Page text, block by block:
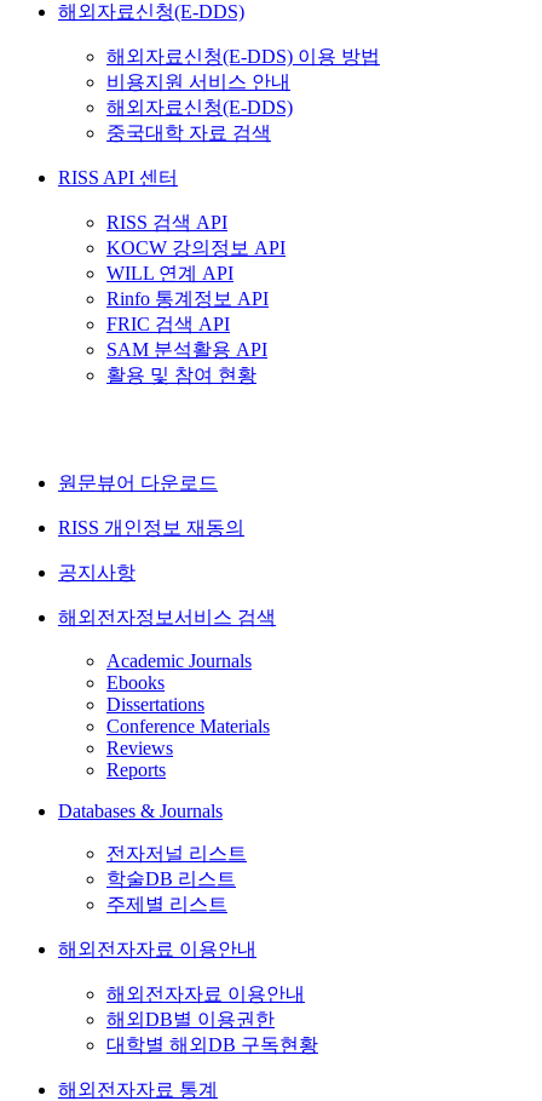
해외자료신청(E-DDS)
해외자료신청(E-DDS) 이용 방법
비용지원 서비스 안내
해외자료신청(E-DDS)
중국대학 자료 검색
RISS API 센터
RISS 검색 API
KOCW 강의정보 API
WILL 연계 API
Rinfo 통계정보 API
FRIC 검색 API
SAM 분석활용 API
활용 및 참여 현황
원문뷰어 다운로드
RISS 개인정보 재동의
공지사항
해외전자정보서비스 검색
Academic Journals
Ebooks
Dissertations
Conference Materials
Reviews
Reports
Databases & Journals
전자저널 리스트
학술DB 리스트
주제별 리스트
해외전자자료 이용안내
해외전자자료 이용안내
해외DB별 이용권한
대학별 해외DB 구독현황
해외전자자료 통계